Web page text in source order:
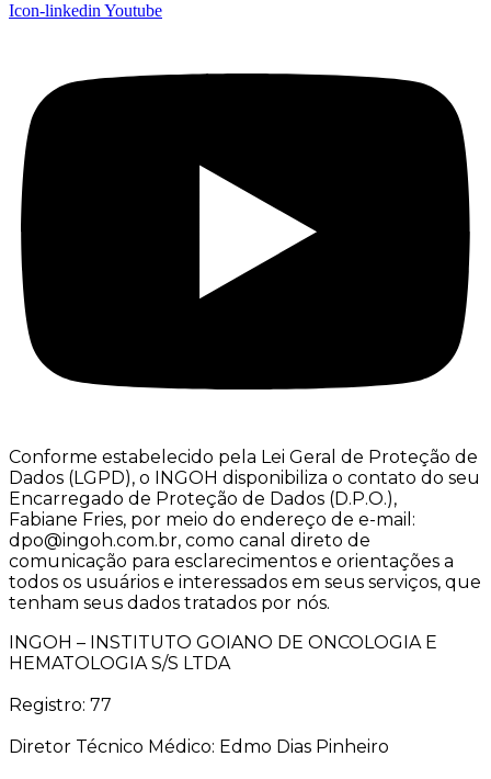
Icon-linkedin Youtube
Conforme estabelecido pela Lei Geral de Proteção de
Dados (LGPD), o INGOH disponibiliza o contato do seu
Encarregado de Proteção de Dados (D.P.O.),
Fabiane Fries, por meio do endereço de e-mail:
dpo@ingoh.com.br, como canal direto de
comunicação para esclarecimentos e orientações a
todos os usuários e interessados em seus serviços, que
tenham seus dados tratados por nós.
INGOH – INSTITUTO GOIANO DE ONCOLOGIA E
HEMATOLOGIA S/S LTDA
Registro: 77
Diretor Técnico Médico: Edmo Dias Pinheiro